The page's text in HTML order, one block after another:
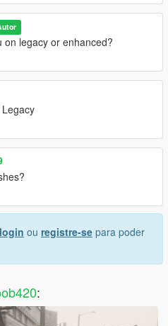
on legacy or enhanced?
Legacy
login ou registre-se para poder
: